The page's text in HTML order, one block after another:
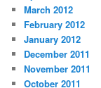
March 2012
February 2012
January 2012
December 2011
November 2011
October 2011